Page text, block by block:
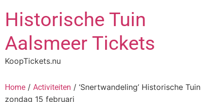
Historische Tuin
Aalsmeer Tickets
KoopTickets.nu
Home / Activiteiten / ‘Snertwandeling’ Historische Tuin
zondag 15 februari